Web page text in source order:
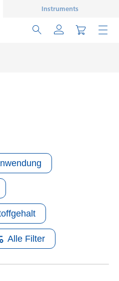
Instruments
Alle Filter